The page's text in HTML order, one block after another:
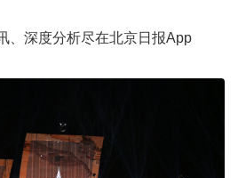
、深度分析尽在北京日报App